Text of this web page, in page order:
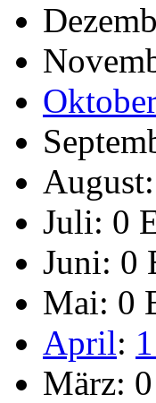
August:
Juli: 0
Juni: 0
Mai: 0
April:
März: